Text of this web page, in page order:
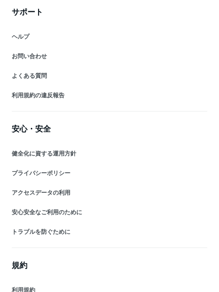
サポート
ヘルプ
お問い合わせ
よくある質問
利用規約の違反報告
安心・安全
健全化に資する運用方針
プライバシーポリシー
アクセスデータの利用
安心安全なご利用のために
トラブルを防ぐために
規約
利用規約